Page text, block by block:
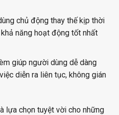
chủ động thay thế kịp thời
năng hoạt động tốt nhất
giúp người dùng dễ dàng
diễn ra liên tục, không gián
lựa chọn tuyệt vời cho những